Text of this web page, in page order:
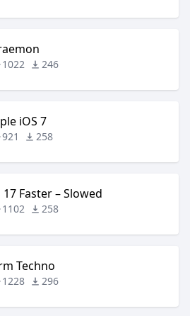
1022 246
iOS 7
921 258
Faster – Slowed
1102 258
Techno
1228 296